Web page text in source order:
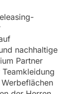
nachhaltige
Partner